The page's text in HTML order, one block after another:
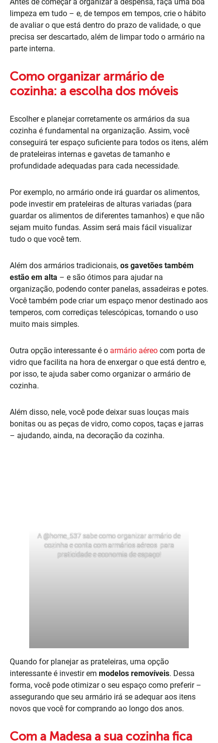
limpeza em tudo – e, de tempos em tempos, crie o hábito
de avaliar o que está dentro do prazo de validade, o que
precisa ser descartado, além de limpar todo o armário na
parte interna.
Como organizar armário de
cozinha: a escolha dos móveis
Escolher e planejar corretamente os armários da sua
cozinha é fundamental na organização. Assim, você
conseguirá ter espaço suficiente para todos os itens, além
de prateleiras internas e gavetas de tamanho e
profundidade adequadas para cada necessidade.
Por exemplo, no armário onde irá guardar os alimentos,
pode investir em prateleiras de alturas variadas (para
guardar os alimentos de diferentes tamanhos) e que não
sejam muito fundas. Assim será mais fácil visualizar
tudo o que você tem.
Além dos armários tradicionais, os gavetões também
estão em alta – e são ótimos para ajudar na
organização, podendo conter panelas, assadeiras e potes.
Você também pode criar um espaço menor destinado aos
temperos, com corrediças telescópicas, tornando o uso
muito mais simples.
Outra opção interessante é o armário aéreo com porta de
vidro que facilita na hora de enxergar o que está dentro e,
por isso, te ajuda saber como organizar o armário de
cozinha.
Além disso, nele, você pode deixar suas louças mais
bonitas ou as peças de vidro, como copos, taças e jarras
– ajudando, ainda, na decoração da cozinha.
Quando for planejar as prateleiras, uma opção
interessante é investir em modelos removíveis. Dessa
forma, você pode otimizar o seu espaço como preferir –
assegurando que seu armário irá se adequar aos itens
novos que você for comprando ao longo dos anos.
Com a Madesa a sua cozinha fica